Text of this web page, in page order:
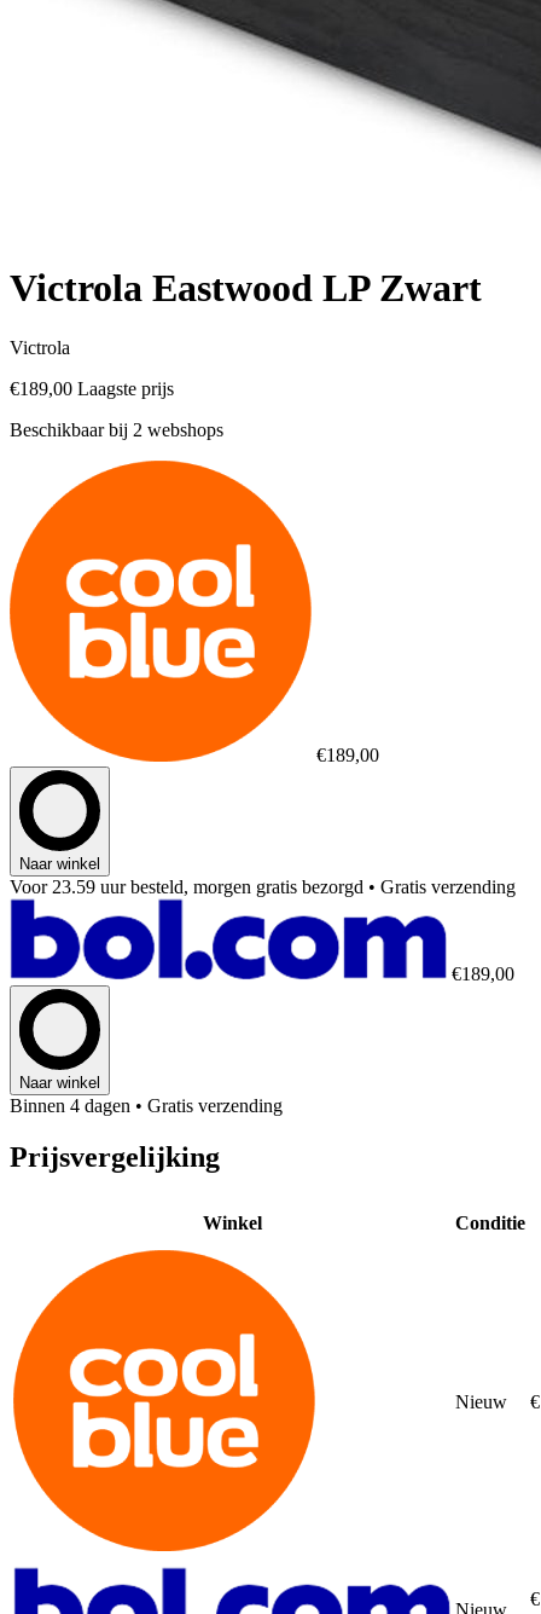
Victrola Eastwood LP Zwart
Victrola
€189,00 Laagste prijs
Beschikbaar bij 2 webshops
€189,00
Naar winkel
Voor 23.59 uur besteld, morgen gratis bezorgd • Gratis verzending
€189,00
Naar winkel
Binnen 4 dagen • Gratis verzending
Prijsvergelijking
Winkel Conditie
Nieuw
Nieuw